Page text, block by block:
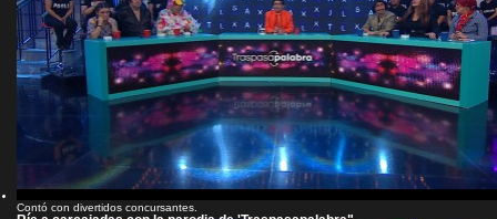
Contó con divertidos concursantes.